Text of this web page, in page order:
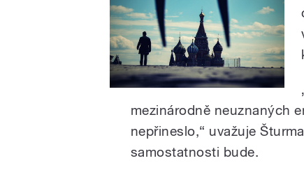
mezinárodně neuznaných
nepřineslo,“ uvažuje
samostatnosti bude.